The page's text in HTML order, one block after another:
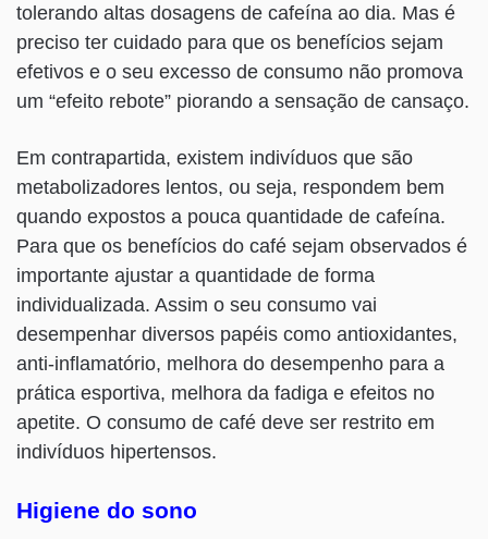
tolerando altas dosagens de cafeína ao dia. Mas é
preciso ter cuidado para que os benefícios sejam
efetivos e o seu excesso de consumo não promova
um “efeito rebote” piorando a sensação de cansaço.
Em contrapartida, existem indivíduos que são
metabolizadores lentos, ou seja, respondem bem
quando expostos a pouca quantidade de cafeína.
Para que os benefícios do café sejam observados é
importante ajustar a quantidade de forma
individualizada. Assim o seu consumo vai
desempenhar diversos papéis como antioxidantes,
anti-inflamatório, melhora do desempenho para a
prática esportiva, melhora da fadiga e efeitos no
apetite. O consumo de café deve ser restrito em
indivíduos hipertensos.
Higiene do sono